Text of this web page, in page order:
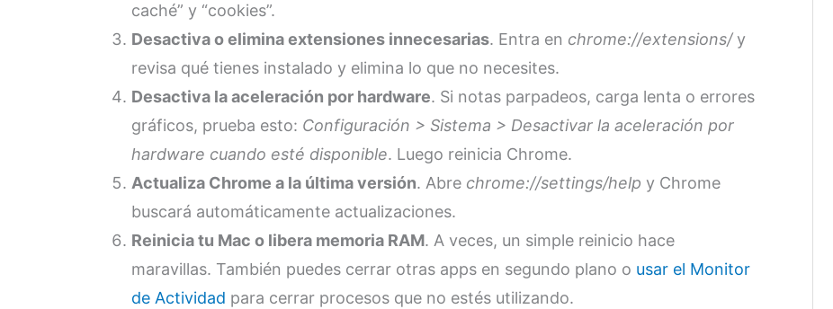
caché” y “cookies”.
Desactiva o elimina extensiones innecesarias. Entra en chrome://extensions/y
revisa qué tienes instalado y elimina lo que no necesites.
Desactiva la aceleración por hardware. Si notas parpadeos, carga lenta o errores
gráficos, prueba esto: Configuración > Sistema > Desactivar la aceleración por
hardware cuando esté disponible. Luego reinicia Chrome.
Actualiza Chrome a la última versión. Abre chrome://settings/help y Chrome
buscará automáticamente actualizaciones.
Reinicia tu Mac o libera memoria RAM. A veces, un simple reinicio hace
maravillas. También puedes cerrar otras apps en segundo plano o usar el Monitor
de Actividad para cerrar procesos que no estés utilizando.